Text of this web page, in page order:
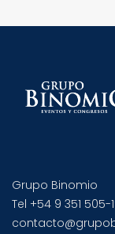
Grupo Binomio
Tel +54 9 351 505-